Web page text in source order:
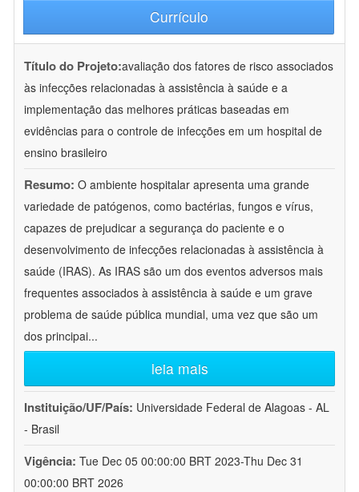
Currículo
Título do Projeto:avaliação dos fatores de risco associados
às infecções relacionadas à assistência à saúde e a
implementação das melhores práticas baseadas em
evidências para o controle de infecções em um hospital de
ensino brasileiro
Resumo: O ambiente hospitalar apresenta uma grande
variedade de patógenos, como bactérias, fungos e vírus,
capazes de prejudicar a segurança do paciente e o
desenvolvimento de infecções relacionadas à assistência à
saúde (IRAS). As IRAS são um dos eventos adversos mais
frequentes associados à assistência à saúde e um grave
problema de saúde pública mundial, uma vez que são um
dos principai...
leia mais
Instituição/UF/País: Universidade Federal de Alagoas - AL
- Brasil
Vigência: Tue Dec 05 00:00:00 BRT 2023-Thu Dec 31
00:00:00 BRT 2026